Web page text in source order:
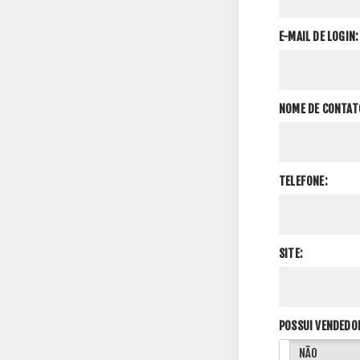
E-MAIL DE LOGIN:
NOME DE
TELEFONE:
SITE:
POSSUI
NÃO